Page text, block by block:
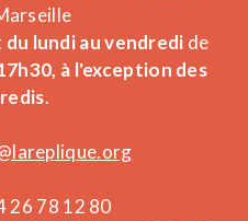
du lundi au vendredi de
à l'exception des
.
26 78 12 80